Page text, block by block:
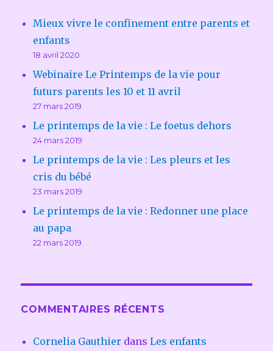
Mieux vivre le confinement entre parents et
enfants
18 avril 2020
Webinaire Le Printemps de la vie pour
futurs parents les 10 et 11 avril
27 mars 2019
Le printemps de la vie : Le foetus dehors
24 mars 2019
Le printemps de la vie : Les pleurs et les
cris du bébé
23 mars 2019
Le printemps de la vie : Redonner une place
au papa
22 mars 2019
COMMENTAIRES RÉCENTS
Cornelia Gauthier dansLes enfants